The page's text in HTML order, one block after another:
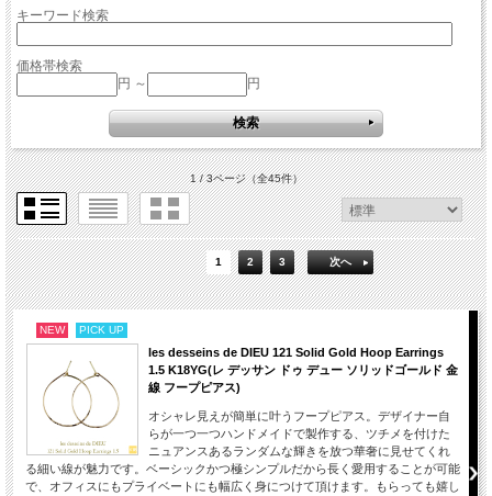
キーワード検索
価格帯検索
円 ～
円
1 / 3ページ（全45件）
1 2 3 次へ
NEW PICK UP
les desseins de DIEU 121 Solid Gold Hoop Earrings
1.5 K18YG(レ デッサン ドゥ デュー ソリッドゴールド 金
線 フープピアス)
オシャレ見えが簡単に叶うフープピアス。デザイナー自
らが一つ一つハンドメイドで製作する、ツチメを付けた
ニュアンスあるランダムな輝きを放つ華奢に見せてくれ
る細い線が魅力です。ベーシックかつ極シンプルだから長く愛用することが可能
で、オフィスにもプライベートにも幅広く身につけて頂けます。もらっても嬉し